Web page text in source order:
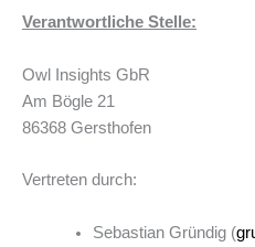
Verantwortliche Stelle:
Owl Insights GbR
Am Bögle 21
86368 Gersthofen
Vertreten durch:
Sebastian Gründig (